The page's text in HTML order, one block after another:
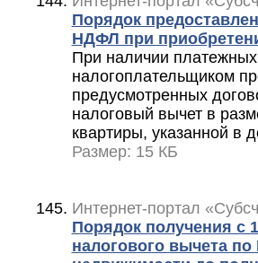
Порядок
НДФЛ при
При наличии
налогоплательщиком
предусмотренных
налоговый вычет в
квартиры, указанной в
Размер: 15 КБ
Интернет-портал
Порядок получения с
налогового вычета